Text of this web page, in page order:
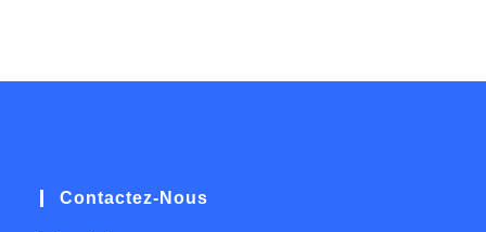
Contactez-Nous